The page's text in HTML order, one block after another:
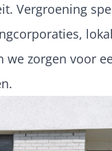
Vergroening
zorgen voor